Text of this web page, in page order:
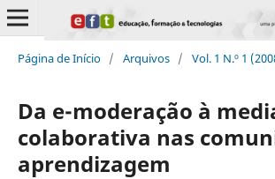
Página de Início / Arquivos / Vol. 1 N.º 1
Da e-moderação à
colaborativa nas
aprendizagem